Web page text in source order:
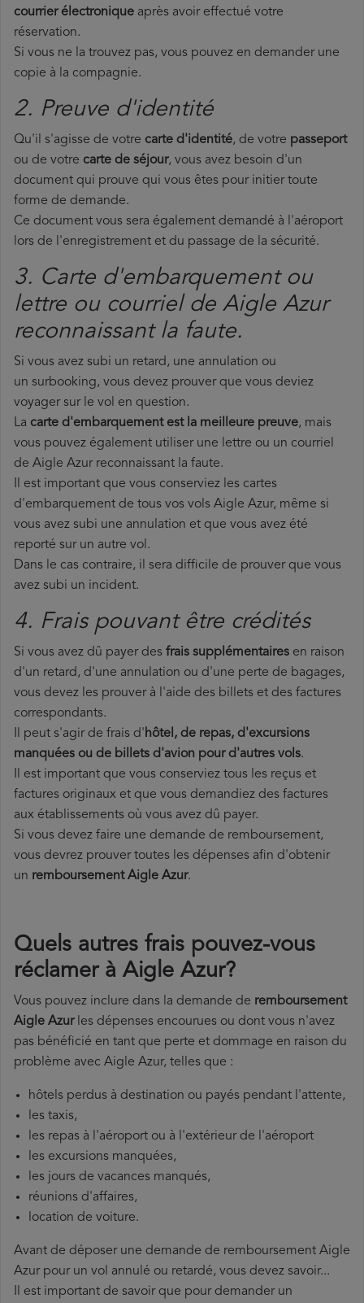
courrier électronique après avoir effectué votre
réservation.
Si vous ne la trouvez pas, vous pouvez en demander une
copie à la compagnie.
2. Preuve d'identité
Qu'il s'agisse de votre carte d'identité, de votre passeport
ou de votre carte de séjour, vous avez besoin d'un
document qui prouve qui vous êtes pour initier toute
forme de demande.
Ce document vous sera également demandé à l'aéroport
lors de l'enregistrement et du passage de la sécurité.
3. Carte d'embarquement ou
lettre ou courriel de Aigle Azur
reconnaissant la faute.
Si vous avez subi un retard, une annulation ou
un surbooking, vous devez prouver que vous deviez
voyager sur le vol en question.
La carte d'embarquement est la meilleure preuve, mais
vous pouvez également utiliser une lettre ou un courriel
de Aigle Azur reconnaissant la faute.
Il est important que vous conserviez les cartes
d'embarquement de tous vos vols Aigle Azur, même si
vous avez subi une annulation et que vous avez été
reporté sur un autre vol.
Dans le cas contraire, il sera difficile de prouver que vous
avez subi un incident.
4. Frais pouvant être crédités
Si vous avez dû payer des frais supplémentaires en raison
d'un retard, d'une annulation ou d'une perte de bagages,
vous devez les prouver à l'aide des billets et des factures
correspondants.
Il peut s'agir de frais d'hôtel, de repas, d'excursions
manquées ou de billets d'avion pour d'autres vols.
Il est important que vous conserviez tous les reçus et
factures originaux et que vous demandiez des factures
aux établissements où vous avez dû payer.
Si vous devez faire une demande de remboursement,
vous devrez prouver toutes les dépenses afin d'obtenir
un remboursement Aigle Azur.
Quels autres frais pouvez-vous
réclamer à Aigle Azur?
Vous pouvez inclure dans la demande de remboursement
Aigle Azurles dépenses encourues ou dont vous n'avez
pas bénéficié en tant que perte et dommage en raison du
problème avec Aigle Azur, telles que :
hôtels perdus à destination ou payés pendant l'attente,
les taxis,
les repas à l'aéroport ou à l'extérieur de l'aéroport
les excursions manquées,
les jours de vacances manqués,
réunions d'affaires,
location de voiture.
Avant de déposer une demande de remboursement Aigle
Azur pour un vol annulé ou retardé, vous devez savoir...
Il est important de savoir que pour demander un